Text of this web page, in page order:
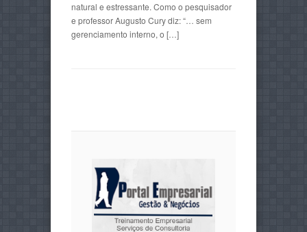
natural e estressante. Como o pesquisador
e professor Augusto Cury diz: “… sem
gerenciamento interno, o […]